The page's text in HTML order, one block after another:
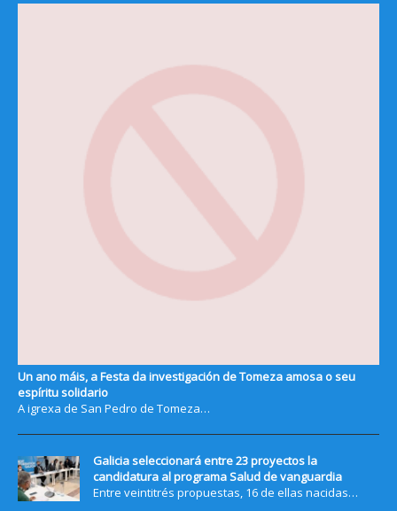
Un ano máis, a Festa da investigación de Tomeza amosa o seu
espíritu solidario
A igrexa de San Pedro de Tomeza…
Galicia seleccionará entre 23 proyectos la
candidatura al programa Salud de vanguardia
Entre veintitrés propuestas, 16 de ellas nacidas…